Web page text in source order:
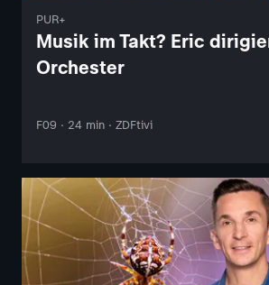
PUR+
Musik im Takt? Eric
Orchester
F09 · 24 min · ZDFtivi